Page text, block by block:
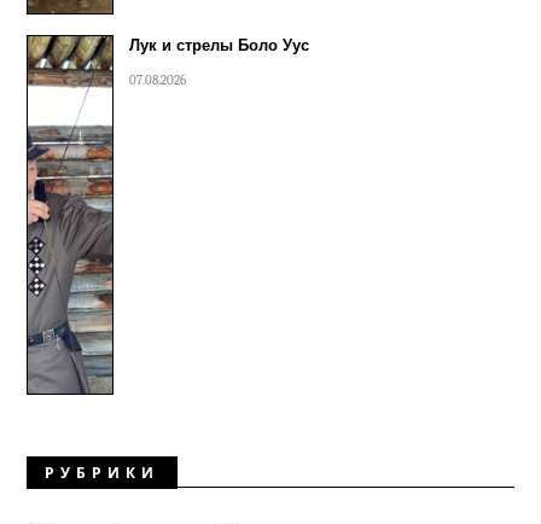
Лук и стрелы Боло Уус
07.08.2026
РУБРИКИ